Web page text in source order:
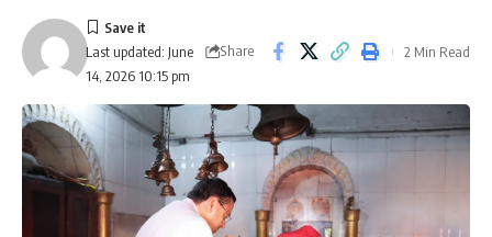
Last updated: June
14, 2026 10:15 pm
Share 2 Min Read